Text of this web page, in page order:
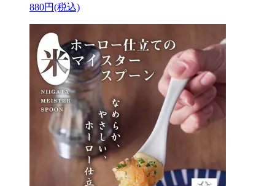
880円(税込)